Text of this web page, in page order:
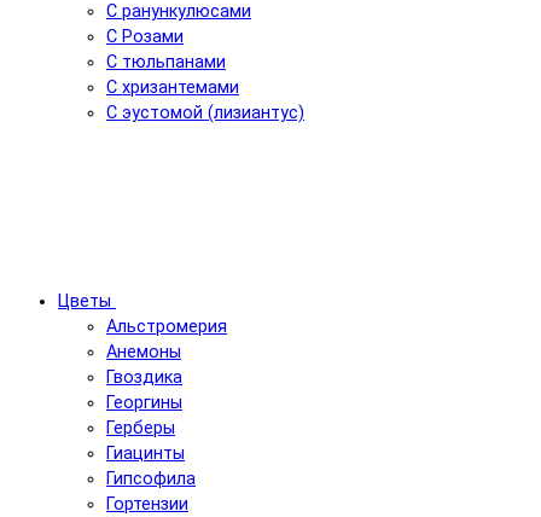
С ранункулюсами
С Розами
С тюльпанами
С хризантемами
С эустомой (лизиантус)
Цветы
Альстромерия
Анемоны
Гвоздика
Георгины
Герберы
Гиацинты
Гипсофила
Гортензии